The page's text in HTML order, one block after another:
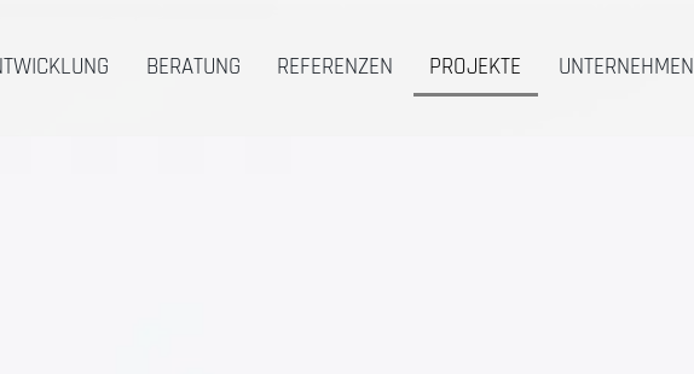
BERATUNG REFERENZEN PROJEKTE UNTERNEHMEN